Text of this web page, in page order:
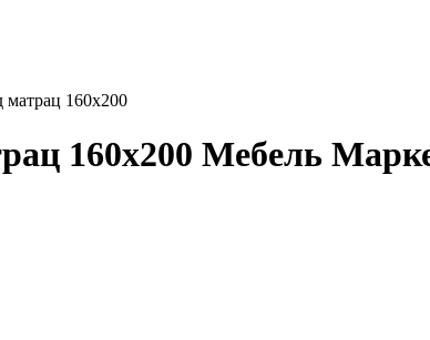
матрац 160х200
160х200 Мебель